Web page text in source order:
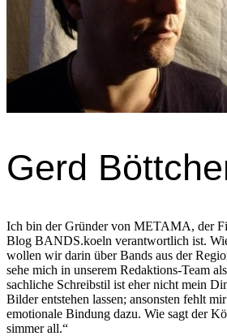
Gerd
Ich bin der Gründer von METAMA, der
Blog BANDS.koeln verantwortlich ist.
wollen wir darin über Bands aus der
sehe mich in unserem Redaktions-Team
sachliche Schreibstil ist eher nicht mein
Bilder entstehen lassen; ansonsten fehlt
emotionale Bindung dazu. Wie sagt der
simmer all.“